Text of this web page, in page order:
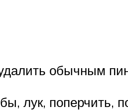
обычным
лук, поперчить,